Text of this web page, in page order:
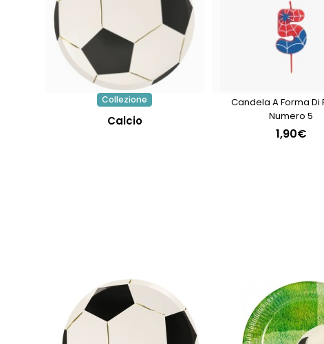
Collezione
Calcio
Candela A Forma Di
Numero 5
1,90€